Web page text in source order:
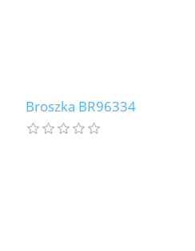
Broszka BR96334